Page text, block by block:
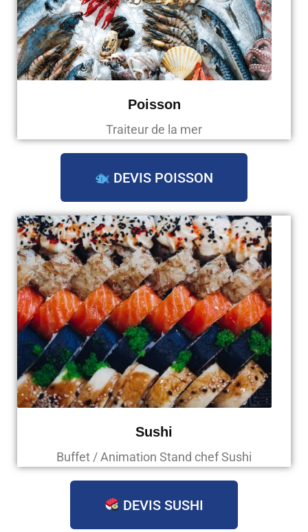
Poisson
Traiteur de la mer
DEVIS POISSON
Sushi
Buffet / Animation Stand chef Sushi
DEVIS SUSHI